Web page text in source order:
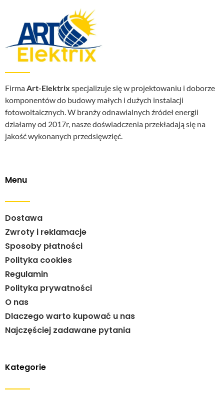
FirmaArt-Elektrix specjalizuje się w projektowaniu i doborze
komponentów do budowy małych i dużych instalacji
fotowoltaicznych. W branży odnawialnych źródeł energii
działamy od 2017r, nasze doświadczenia przekładają się na
jakość wykonanych przedsięwzięć.
Menu
Dostawa
Zwroty i reklamacje
Sposoby płatności
Polityka cookies
Regulamin
Polityka prywatności
O nas
Dlaczego warto kupować u nas
Najczęściej zadawane pytania
Kategorie